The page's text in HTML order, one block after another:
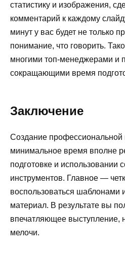
статистику и изображения,
комментарий к каждому
минут у вас будет не только
понимание, что говорить.
многими топ-менеджерами и
сокращающими время
Заключение
Создание профессиональной
минимальное время вполне
подготовке и использовании
инструментов. Главное —
воспользоваться шаблонами
материал. В результате вы
впечатляющее выступление,
мелочи.